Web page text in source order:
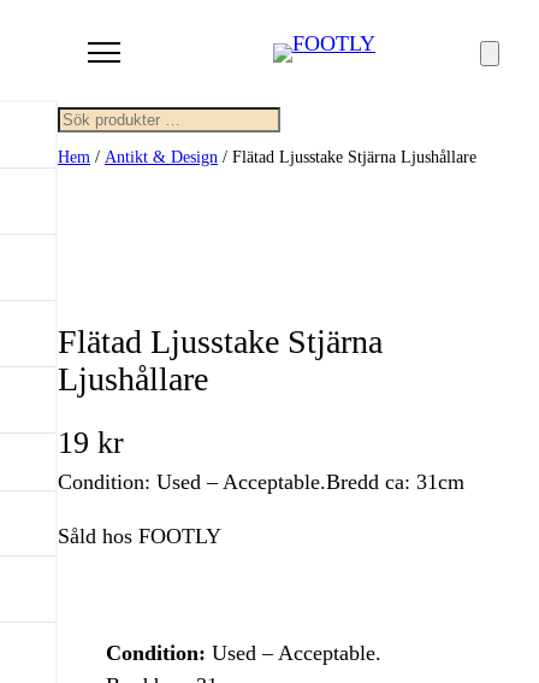
Sök
Hem / Antikt & Design / Flätad Ljusstake Stjärna Ljushållare
Flätad Ljusstake Stjärna
Ljushållare
19 kr
Condition: Used – Acceptable.Bredd ca: 31cm
Såld hos FOOTLY
Condition: Used – Acceptable.